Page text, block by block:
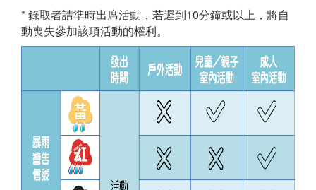
* 錄取者請準時出席活動，若遲到10分鐘或以上，將自
動喪失參加該項活動的權利。